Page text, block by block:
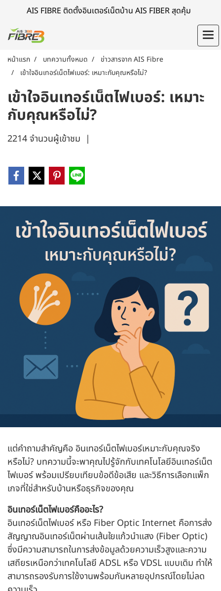
AIS FIBRE ติดตั้งอินเตอร์เน็ตบ้าน AIS FIBER สุดคุ้ม
หน้าแรก บทความทั้งหมด
ข่าวสารจาก AIS Fibre
เข้าใจอินเทอร์เน็ตไฟเบอร์: เหมาะกับคุณหรือไม่?
เข้าใจอินเทอร์เน็ตไฟเบอร์: เหมาะ
กับคุณหรือไม่?
2214 จำนวนผู้เข้าชม |
แต่คำถามสำคัญคือ อินเทอร์เน็ตไฟเบอร์เหมาะกับคุณจริง
หรือไม่? บทความนี้จะพาคุณไปรู้จักกับเทคโนโลยีอินเทอร์เน็ต
ไฟเบอร์ พร้อมเปรียบเทียบข้อดีข้อเสีย และวิธีการเลือกแพ็ก
เกจที่ใช่สำหรับบ้านหรือธุรกิจของคุณ
อินเทอร์เน็ตไฟเบอร์คืออะไร?
อินเทอร์เน็ตไฟเบอร์ หรือ Fiber Optic Internet คือการส่ง
สัญญาณอินเทอร์เน็ตผ่านเส้นใยแก้วนำแสง (Fiber Optic)
ซึ่งมีความสามารถในการส่งข้อมูลด้วยความเร็วสูงและความ
เสถียรเหนือกว่าเทคโนโลยี ADSL หรือ VDSL แบบเดิม ทำให้
สามารถรองรับการใช้งานพร้อมกันหลายอุปกรณ์โดยไม่ลด